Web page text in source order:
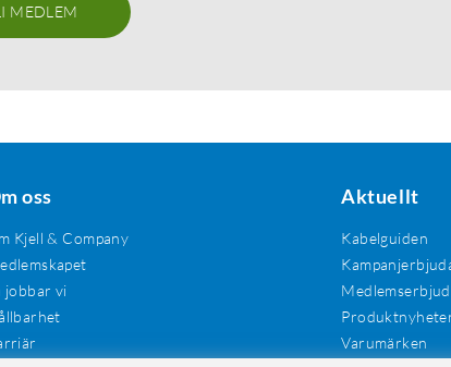
MEDLEM
oss
Kjell & Company
jobbar vi
Aktuellt
Kabelguiden
Varumärken